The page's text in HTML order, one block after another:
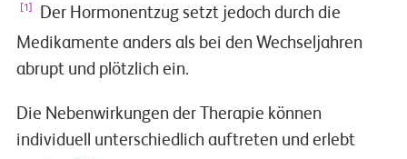
[1]
Der Hormonentzug setzt jedoch durch die
Medikamente anders als bei den Wechseljahren
abrupt und plötzlich ein.
Die Nebenwirkungen der Therapie können
individuell unterschiedlich auftreten und erlebt